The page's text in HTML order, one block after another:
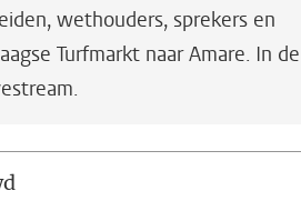
wethouders, sprekers en
Turfmarkt naar Amare. In de